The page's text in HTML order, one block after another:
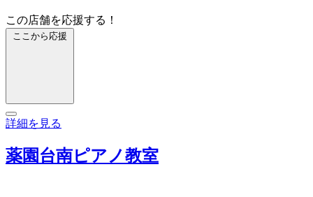
この店舗を応援する！
ここから応援
詳細を見る
薬園台南ピアノ教室